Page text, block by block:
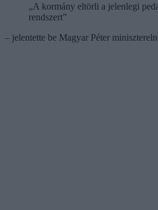
„A kormány eltörli a jelenlegi
rendszert”
– jelentette be Magyar Péter